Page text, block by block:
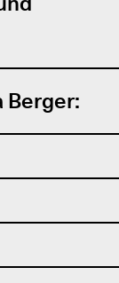
Berger: